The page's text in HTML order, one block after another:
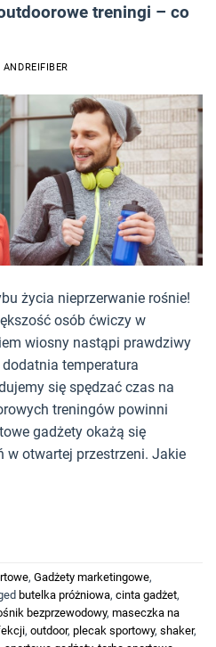
treningi – co
ANDREIFIBER
życia nieprzerwanie rośnie!
osób ćwiczy w
wiosny nastąpi prawdziwy
temperatura
się spędzać czas na
treningów powinni
gadżety okażą się
w otwartej przestrzeni. Jakie
, Gadżety marketingowe,
butelka próżniowa, cinta gadżet,
bezprzewodowy, maseczka na
, outdoor, plecak sportowy, shaker,